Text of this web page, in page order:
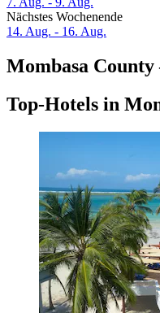
Nächstes Wochenende
14. Aug. - 16. Aug.
Mombasa County
Top-Hotels in